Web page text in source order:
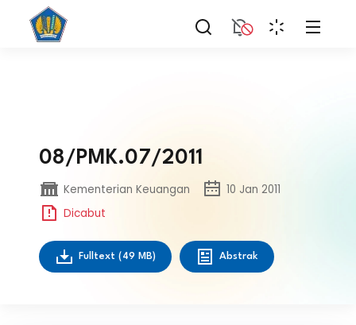
08/PMK.07/2011
Kementerian Keuangan
10 Jan 2011
Dicabut
Fulltext (49 MB) Abstrak